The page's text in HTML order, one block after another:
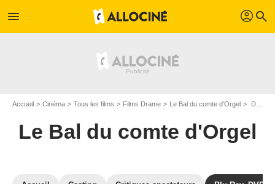
menu profil search
Accueil Cinéma Tous les films Films Drame Le Bal du comte d'Orgel DVD Le Bal du comte d'Orgel
Le Bal du comte d'Orgel